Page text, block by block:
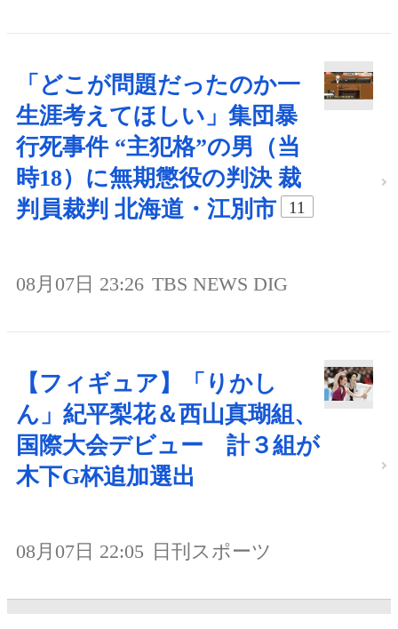
「どこが問題だったのか一
生涯考えてほしい」集団暴
行死事件 “主犯格”の男（当
時18）に無期懲役の判決 裁
判員裁判 北海道・江別市
11
08月07日 23:26 TBS NEWS DIG
【フィギュア】「りかし
ん」紀平梨花＆西山真瑚組、
国際大会デビュー 計３組が
木下G杯追加選出
08月07日 22:05 日刊スポーツ